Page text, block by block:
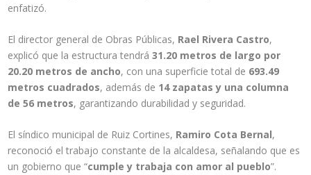
enfatizó.
El director general de Obras Públicas, Rael Rivera Castro,
explicó que la estructura tendrá31.20 metros de largo por
20.20 metros de ancho, con una superficie total de 693.49
metros cuadrados, además de 14 zapatas y una columna
de 56 metros, garantizando durabilidad y seguridad.
El síndico municipal de Ruiz Cortines, Ramiro Cota Bernal,
reconoció el trabajo constante de la alcaldesa, señalando que es
un gobierno que “cumple y trabaja con amor al pueblo”.